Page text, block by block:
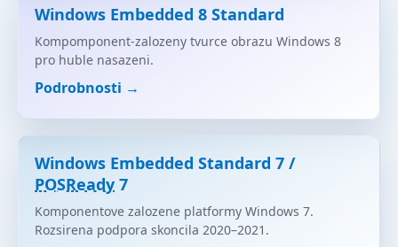
Windows Embedded 8 Standard
Kompomponent-zalozeny tvurce obrazu Windows 8
pro huble nasazeni.
Podrobnosti →
Windows Embedded Standard 7 /
POSReady 7
Komponentove zalozene platformy Windows 7.
Rozsirena podpora skoncila 2020–2021.